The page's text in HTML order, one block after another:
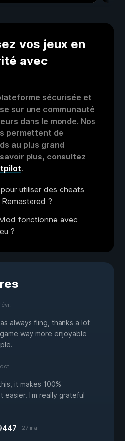
vos jeux en
avec
sécurisée et
sur une communauté
dans le monde. Nos
permettent de
au plus grand
plus, consultez
.
utiliser des cheats
?
fonctionne avec
?
always fling, thanks a lot
way more enjoyable
it makes 100%
easier. I'm really grateful
27 mai